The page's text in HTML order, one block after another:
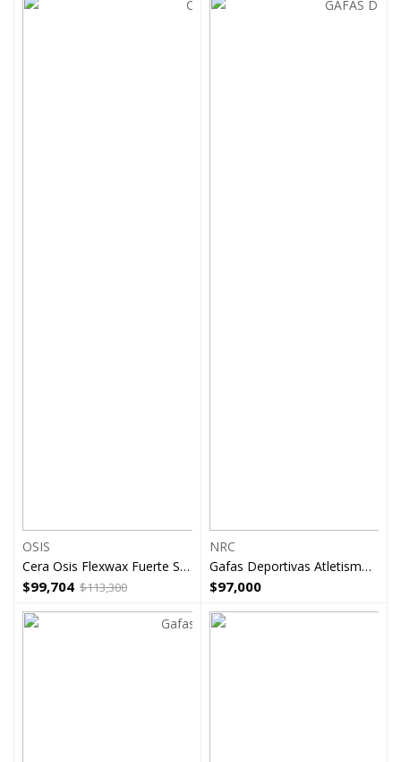
OSIS
Cera Osis Flexwax Fuerte Schwarzkopf
$113,300
$99,704
NRC
Gafas Deportivas Atletismo Ciclismo NRC Azul
$97,000